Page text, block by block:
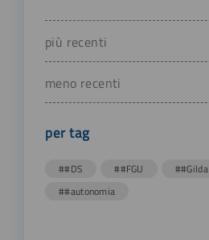
più recenti
meno recenti
per tag
##DS ##FGU ##Gilda
##autonomia